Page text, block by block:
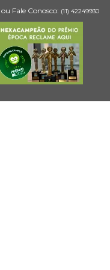
ou Fale Conosco: (11) 4224­9930